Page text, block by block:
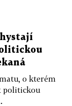
o kterém
politickou